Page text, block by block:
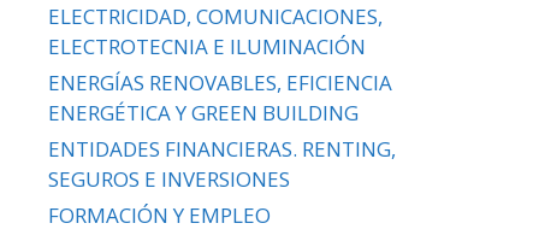
ELECTRICIDAD, COMUNICACIONES,
ELECTROTECNIA E ILUMINACIÓN
ENERGÍAS RENOVABLES, EFICIENCIA
ENERGÉTICA Y GREEN BUILDING
ENTIDADES FINANCIERAS. RENTING,
SEGUROS E INVERSIONES
FORMACIÓN Y EMPLEO